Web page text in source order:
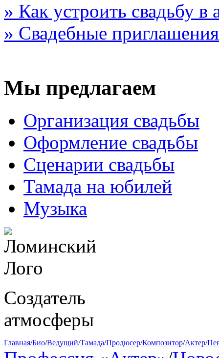
» Как устроить свадьбу в
» Свадебные приглашения
Мы предлагаем
Организация свадьбы
Оформление свадьбы
Сценарии свадьбы
Тамада на юбилей
Музыка
Создатель
атмосферы
Главная/Био/Ведущий/Тамада/Продюсер/Композитор/Актер/